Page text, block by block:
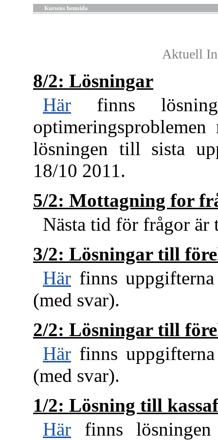
Kursens hemsida
Aktuell
8/2: Lösningar
Här finns
lösningen till sista
18/10 2011.
5/2: Mottagning for
Nästa tid för frågor är
3/2: Lösningar till
Här finns
(med svar).
2/2: Lösningar till
Här finns
(med svar).
1/2: Lösning till
Här finns